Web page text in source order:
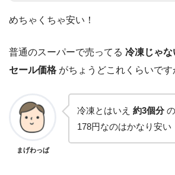
めちゃくちゃ安い！
普通のスーパーで売ってる 冷凍じゃ
セール価格 がちょうどこれくらいです
まげわっぱ
冷凍とはいえ 約3個分
178円なのはかなり安い